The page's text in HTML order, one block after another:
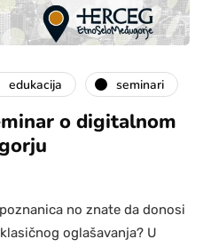
edukacija seminari
o digitalnom
no znate da donosi
oglašavanja? U